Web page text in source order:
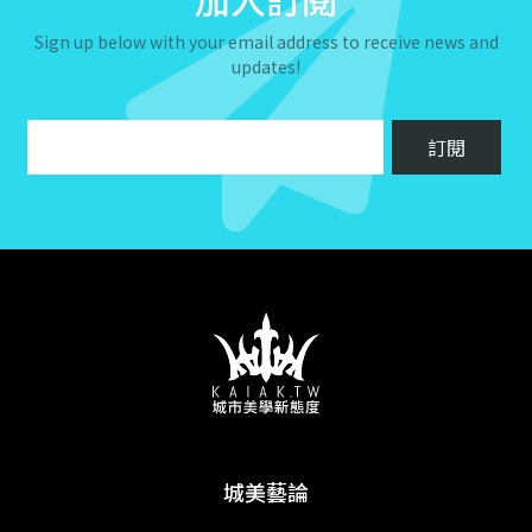
Sign up below with your email address to receive news and
updates!
城美藝論